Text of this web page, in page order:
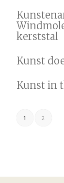
kerststal
Kunst
Kunst in
1 2